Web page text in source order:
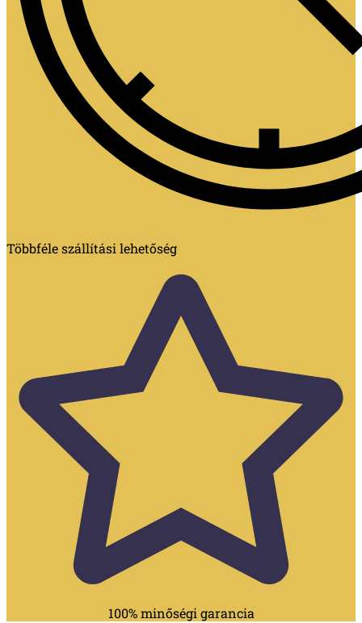
Többféle szállítási lehetőség
100% minőségi garancia